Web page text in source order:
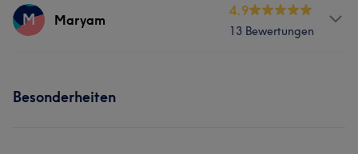
Was unsere Kunden über Hatice sagen
Services
M Maryam
4.9
13 Bewertungen
Besonderheiten